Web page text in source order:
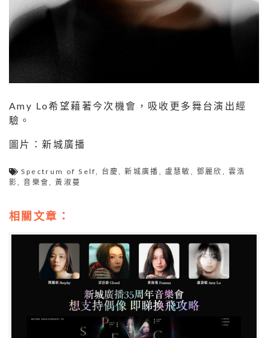
Amy Lo希望藉著今次機會，吸收更多舞台演出經
驗。
圖片：新城廣播
Spectrum of Self 台慶 ,新城廣播 盧慧敏 鄧麗欣
雲浩
影
,音樂會 ,黃淑蔓
相關文章：